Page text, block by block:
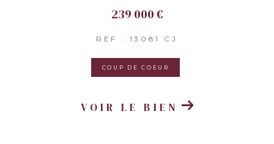
239 000 €
REF : 13081 CJ
COUP DE COEUR
VOIR LE BIEN